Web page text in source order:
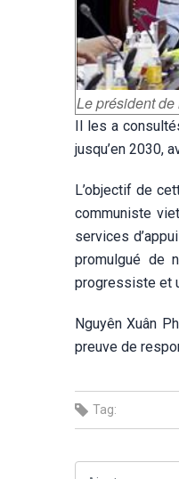
Le président
Il les a
jusqu’en 2030,
L’objectif de
communiste
services
promulgué de
progressiste et
Nguyên Xuân
preuve de
Tag: